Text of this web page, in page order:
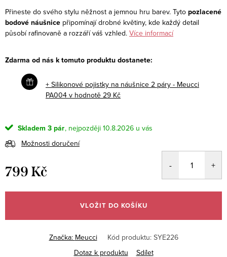
Přineste do svého stylu něžnost a jemnou hru barev. Tyto pozlacené
bodové náušnice připomínají drobné květiny, kde každý detail
působí rafinovaně a rozzáří váš vzhled. Více informací
Zdarma od nás k tomuto produktu dostanete:
+ Silikonové pojistky na náušnice 2 páry - Meucci
PA004 v hodnotě 29 Kč
Skladem 3 pár
10.8.2026
Možnosti doručení
799 Kč
cena:
VLOŽIT DO KOŠÍKU
Značka: Meucci Kód produktu: SYE226
Dotaz k produktu
Sdílet